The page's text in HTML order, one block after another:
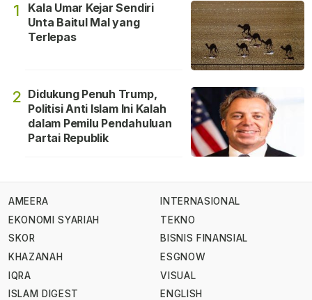
1
Kala Umar Kejar Sendiri
Unta Baitul Mal yang
Terlepas
2 Didukung Penuh Trump,
Politisi Anti Islam Ini Kalah
dalam Pemilu Pendahuluan
Partai Republik
AMEERA
EKONOMI SYARIAH
SKOR
KHAZANAH
IQRA
ISLAM DIGEST
INTERNASIONAL
TEKNO
BISNIS FINANSIAL
ESGNOW
VISUAL
ENGLISH